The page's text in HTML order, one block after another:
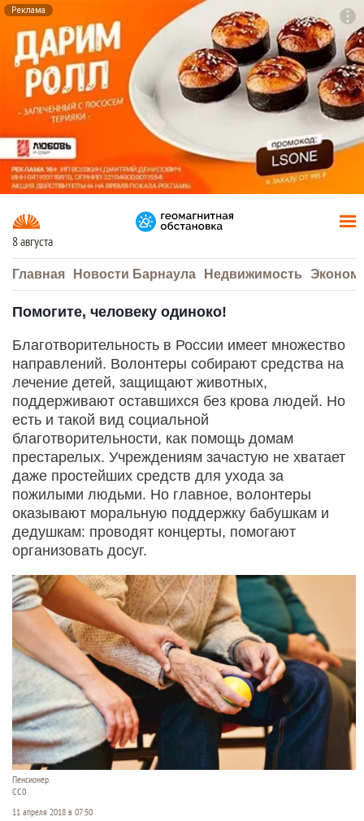
Реклама
8 августа
Главная Новости Барнаула Недвижимость
Помогите, человеку одиноко!
Благотворительность в России имеет множество
направлений. Волонтеры собирают средства на
лечение детей, защищают животных,
поддерживают оставшихся без крова людей. Но
есть и такой вид социальной
благотворительности, как помощь домам
престарелых. Учреждениям зачастую не хватает
даже простейших средств для ухода за
пожилыми людьми. Но главное, волонтеры
оказывают моральную поддержку бабушкам и
дедушкам: проводят концерты, помогают
организовать досуг.
Пенсионер.
СС0
11 апреля 2018 в 07:50